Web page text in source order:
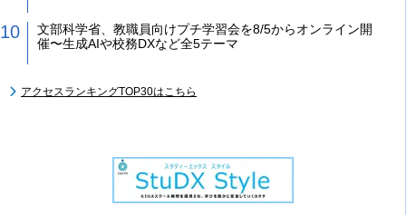
文部科学省、教職員向けプチ学習会を8/5からオンライン開
催〜生成AIや校務DXなど全5テーマ
アクセスランキングTOP30はこちら